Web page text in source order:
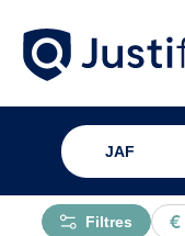
Filtres